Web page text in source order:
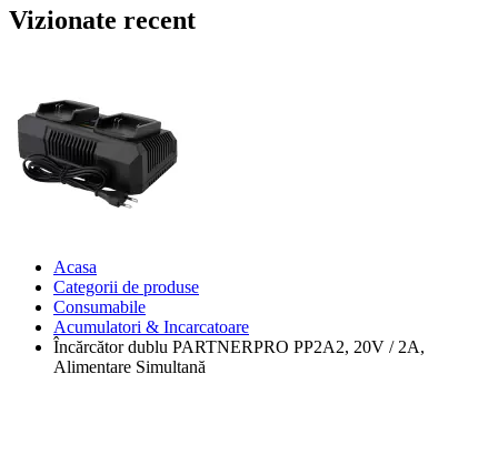
Vizionate recent
Acasa
Categorii de produse
Consumabile
Acumulatori & Incarcatoare
Încărcător dublu PARTNERPRO PP2A2, 20V / 2A,
Alimentare Simultană